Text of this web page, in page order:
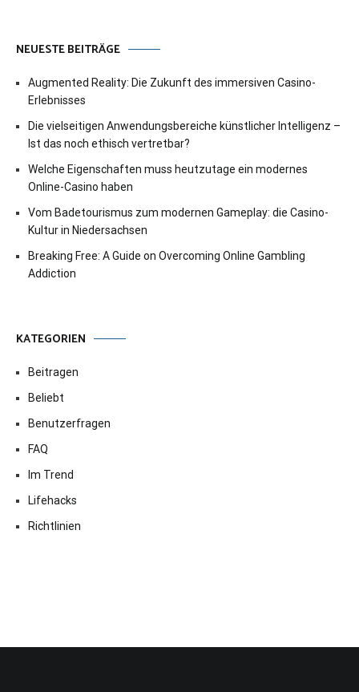
NEUESTE BEITRÄGE
Augmented Reality: Die Zukunft des immersiven Casino-
Erlebnisses
Die vielseitigen Anwendungsbereiche künstlicher Intelligenz –
Ist das noch ethisch vertretbar?
Welche Eigenschaften muss heutzutage ein modernes
Online-Casino haben
Vom Badetourismus zum modernen Gameplay: die Casino-
Kultur in Niedersachsen
Breaking Free: A Guide on Overcoming Online Gambling
Addiction
KATEGORIEN
Beitragen
Beliebt
Benutzerfragen
FAQ
Im Trend
Lifehacks
Richtlinien